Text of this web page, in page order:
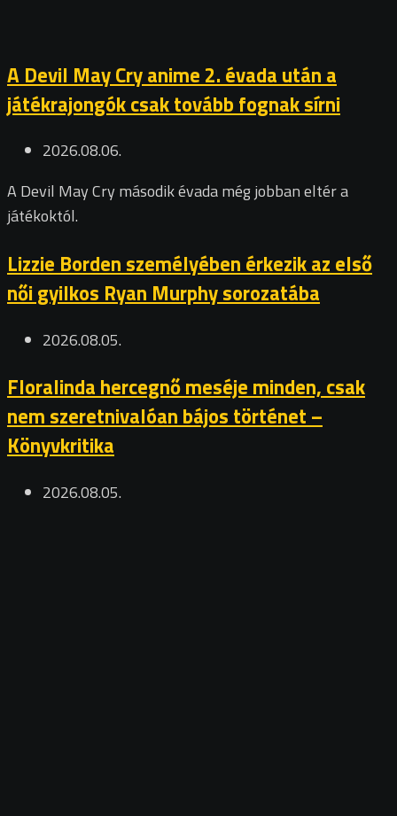
A Devil May Cry anime 2. évada után a
játékrajongók csak tovább fognak sírni
2026.08.06.
A Devil May Cry második évada még jobban eltér a
játékoktól.
Lizzie Borden személyében érkezik az első
női gyilkos Ryan Murphy sorozatába
2026.08.05.
Floralinda hercegnő meséje minden, csak
nem szeretnivalóan bájos történet –
Könyvkritika
2026.08.05.